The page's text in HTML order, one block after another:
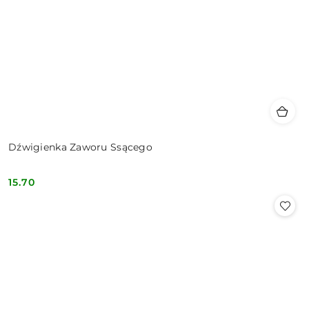
Dźwigienka Zaworu Ssącego
Cena:
15.70